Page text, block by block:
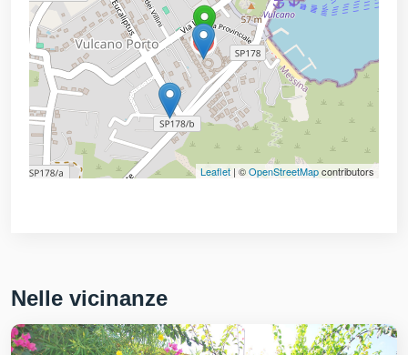
Leaflet | ©OpenStreetMapcontributors
Nelle vicinanze